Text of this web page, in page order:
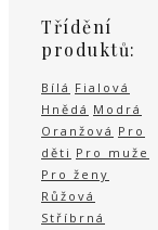
Třídění
produktů:
Bílá Fialová
Hnědá Modrá
Oranžová Pro
děti Pro muže
Pro ženy
Růžová
Stříbrná